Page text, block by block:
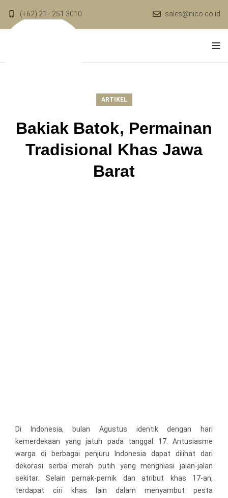
(+62) 21 - 251 3010 sales@nico.co.id
ARTIKEL
Bakiak Batok, Permainan
Tradisional Khas Jawa
Barat
Di Indonesia, bulan Agustus identik dengan hari
kemerdekaan yang jatuh pada tanggal 17. Antusiasme
warga di berbagai penjuru Indonesia dapat dilihat dari
dekorasi serba merah putih yang menghiasi jalan-jalan
sekitar. Selain pernak-pernik dan atribut khas 17-an,
terdapat ciri khas lain dalam menyambut pesta